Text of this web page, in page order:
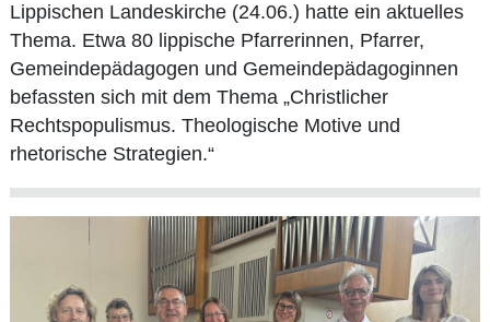
Lippischen Landeskirche (24.06.) hatte ein aktuelles
Thema. Etwa 80 lippische Pfarrerinnen, Pfarrer,
Gemeindepädagogen und Gemeindepädagoginnen
befassten sich mit dem Thema „Christlicher
Rechtspopulismus. Theologische Motive und
rhetorische Strategien.“